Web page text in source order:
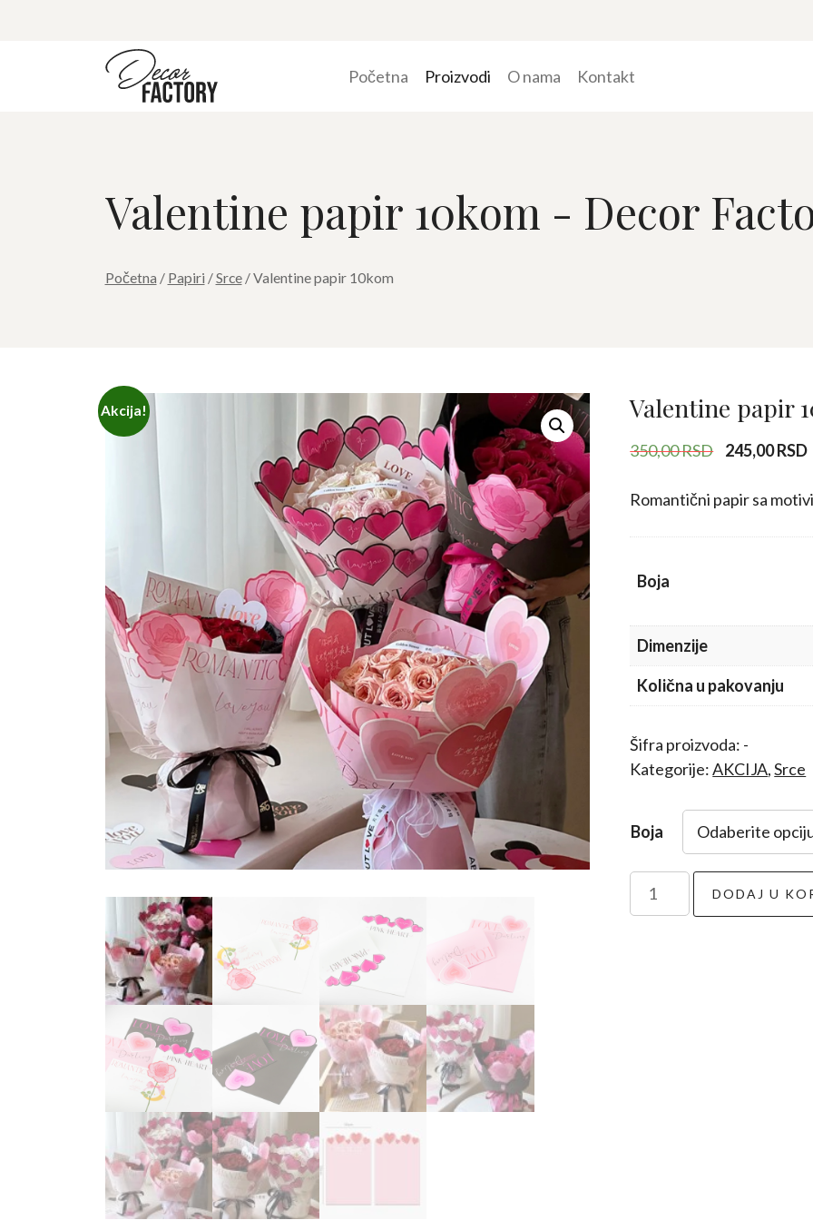
Početna Proizvodi O nama Kontakt
Valentine papir 10kom - Decor
Početna / Papiri /Srce/ Valentine papir 10kom
Akcija! Valentine papir
350,00RSD
Originalna
je
245,00RSD
Romantični papir sa
Boja
Dimenzije
Količna u pakovanju
Šifra proizvoda: -
Kategorije:AKCIJA,Srce
Boja
DODAJ U